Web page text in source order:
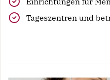
Tageszentren und